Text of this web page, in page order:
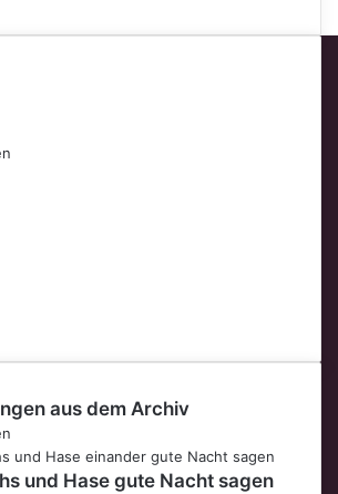
aus dem Archiv
und Hase gute Nacht sagen